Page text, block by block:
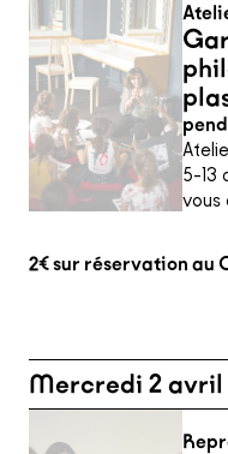
5-13
vous
2€ sur réservation au
Mercredi 2 avril